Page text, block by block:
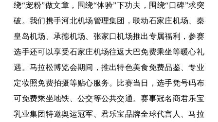
绕“宠粉”做文章，围绕“体验”下功夫，围绕“口碑”求突
破。我们携手河北机场管理集团，联动石家庄机场、秦
皇岛机场、承德机场、张家口机场推出专属福利，参赛
选手还可以享受石家庄机场往返大巴免费乘坐等暖心礼
遇。马拉松博览会期间，推出特色美食免费品鉴、专业
定妆照免费拍摄等贴心服务。比赛当日，选手凭号码布
可免费乘坐地铁、公交等公共交通。赛事冠名商君乐宝
乳业集团特邀奥运冠军、君乐宝品牌全球代言人、马拉